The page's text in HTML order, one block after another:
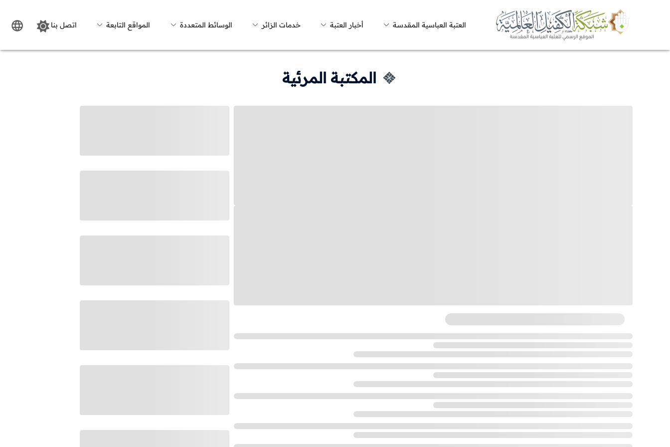
العتبة العباسية المقدسة أخبار العتبة خدمات الزائر الوسائط المتعددة المواقع التابعة اتصل بنا
المكتبة المرئية